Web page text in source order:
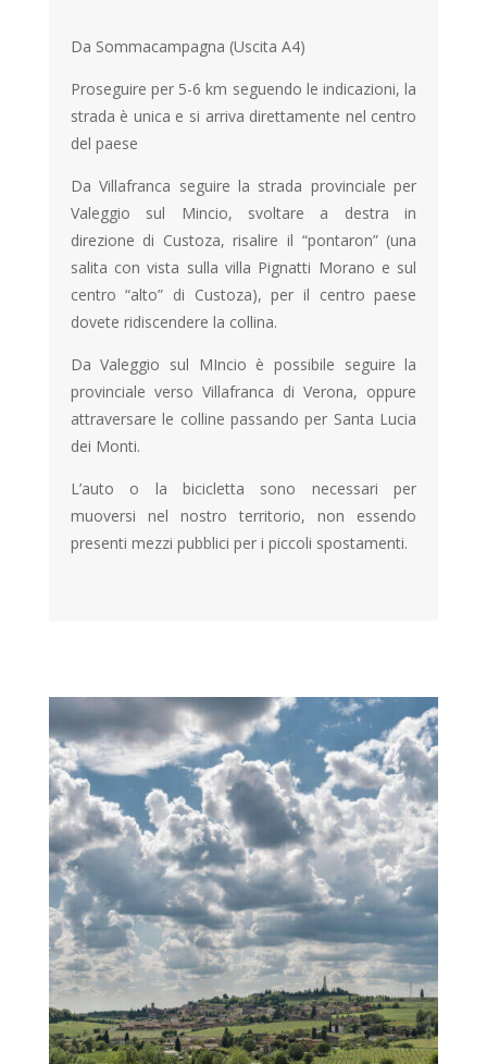
Da Sommacampagna (Uscita A4)
Proseguire per 5-6 km seguendo le indicazioni, la
strada è unica e si arriva direttamente nel centro
del paese
Da Villafranca seguire la strada provinciale per
Valeggio sul Mincio, svoltare a destra in
direzione di Custoza, risalire il “pontaron” (una
salita con vista sulla villa Pignatti Morano e sul
centro “alto” di Custoza), per il centro paese
dovete ridiscendere la collina.
Da Valeggio sul MIncio è possibile seguire la
provinciale verso Villafranca di Verona, oppure
attraversare le colline passando per Santa Lucia
dei Monti.
L’auto o la bicicletta sono necessari per
muoversi nel nostro territorio, non essendo
presenti mezzi pubblici per i piccoli spostamenti.